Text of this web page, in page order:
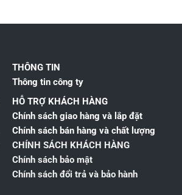
THÔNG TIN
Thông tin công ty
HỖ TRỢ KHÁCH HÀNG
Chính sách giao hàng và lắp đặt
Chính sách bán hàng và chất lượng
CHÍNH SÁCH KHÁCH HÀNG
Chính sách bảo mật
Chính sách đổi trả và bảo hành